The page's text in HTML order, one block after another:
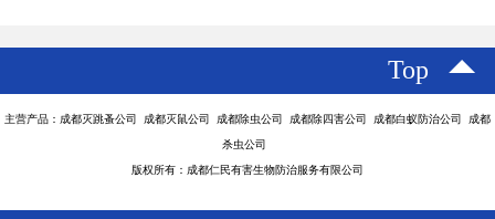
Top
主营产品：成都灭跳蚤公司 成都灭鼠公司 成都除虫公司 成都除四害公司 成都白蚁防治公司 成都
杀虫公司
版权所有：成都仁民有害生物防治服务有限公司